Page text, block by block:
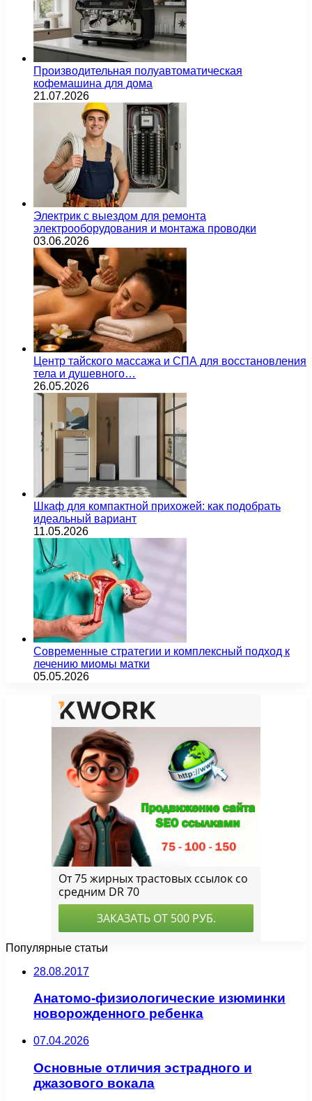
Производительная полуавтоматическая
кофемашина для дома
21.07.2026
Электрик с выездом для ремонта
электрооборудования и монтажа проводки
03.06.2026
Центр тайского массажа и СПА для восстановления
тела и душевного…
26.05.2026
Шкаф для компактной прихожей: как подобрать
идеальный вариант
11.05.2026
Современные стратегии и комплексный подход к
лечению миомы матки
05.05.2026
Популярные статьи
28.08.2017
Анатомо-физиологические изюминки
новорожденного ребенка
07.04.2026
Основные отличия эстрадного и
джазового вокала